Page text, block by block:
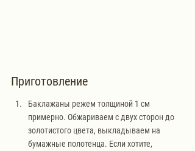
Приготовление
Баклажаны режем толщиной 1 см
примерно. Обжариваем с двух сторон до
золотистого цвета, выкладываем на
бумажные полотенца. Если хотите,